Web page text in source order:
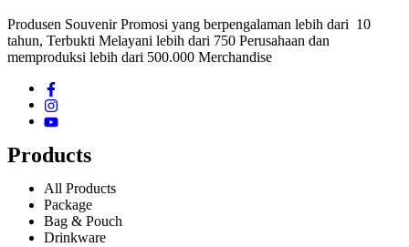
Produsen Souvenir Promosi yang berpengalaman lebih dari 10
tahun, Terbukti Melayani lebih dari 750 Perusahaan dan
memproduksi lebih dari 500.000 Merchandise
Products
All Products
Package
Bag & Pouch
Drinkware